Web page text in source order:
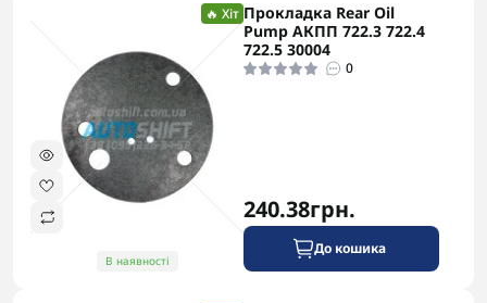
🔥 Хіт
В наявності
Прокладка Rear Oil
Pump АКПП 722.3 722.4
722.5 30004
0
240.38грн.
До кошика